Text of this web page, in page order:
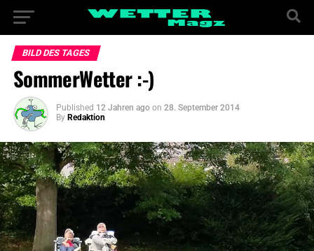
BILD DES TAGES
SommerWetter :-)
Published 12 Jahren ago on 28. September 2014
By Redaktion